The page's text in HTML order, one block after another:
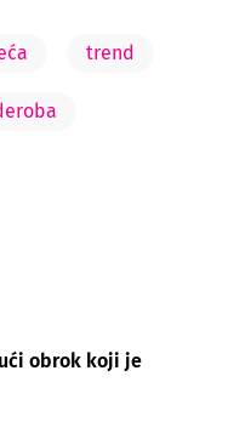
trend
obrok koji je